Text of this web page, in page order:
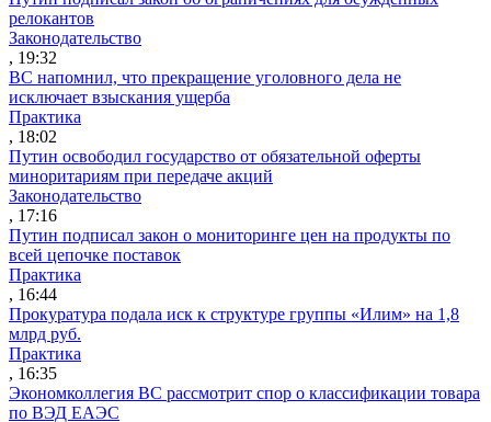
релокантов
Законодательство
, 19:32
ВС напомнил, что прекращение уголовного дела не
исключает взыскания ущерба
Практика
, 18:02
Путин освободил государство от обязательной оферты
миноритариям при передаче акций
Законодательство
, 17:16
Путин подписал закон о мониторинге цен на продукты по
всей цепочке поставок
Практика
, 16:44
Прокуратура подала иск к структуре группы «Илим» на 1,8
млрд руб.
Практика
, 16:35
Экономколлегия ВС рассмотрит спор о классификации товара
по ВЭД ЕАЭС